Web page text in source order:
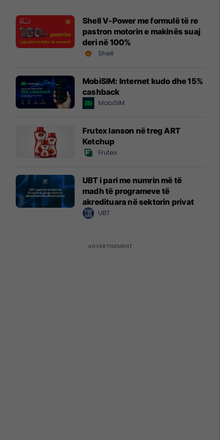
Shell V-Power me formulë të re
pastron motorin e makinës suaj
deri në 100%
Shell
MobiSIM: Internet kudo dhe 15%
cashback
MobiSIM
Frutex lanson në treg ART
Ketchup
Frutex
UBT i pari me numrin më të
madh të programeve të
akredituara në sektorin privat
UBT